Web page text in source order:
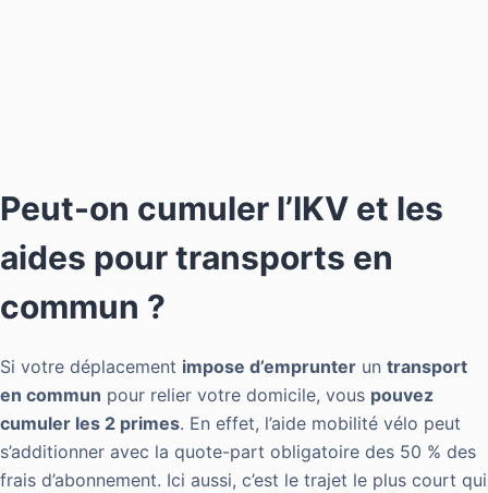
Peut-on cumuler l’IKV et les
aides pour transports en
commun ?
Si votre déplacement impose d’emprunter un transport
en commun pour relier votre domicile, vous pouvez
cumuler les 2 primes. En effet, l’aide mobilité vélo peut
s’additionner avec la quote-part obligatoire des 50 % des
frais d’abonnement. Ici aussi, c’est le trajet le plus court qui